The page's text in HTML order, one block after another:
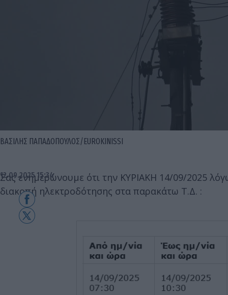
ΒΑΣΙΛΗΣ ΠΑΠΑΔΟΠΟΥΛΟΣ/EUROKINISSI
12.09.2025 15:34
Σας ενημερώνουμε ότι την ΚΥΡΙΑΚΗ 14/09/2025
διακοπή ηλεκτροδότησης στα παρακάτω Τ.Δ. :